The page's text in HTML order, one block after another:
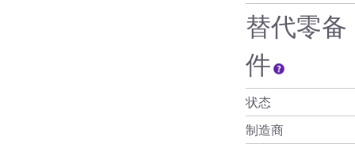
替代零备
件
状态
制造商